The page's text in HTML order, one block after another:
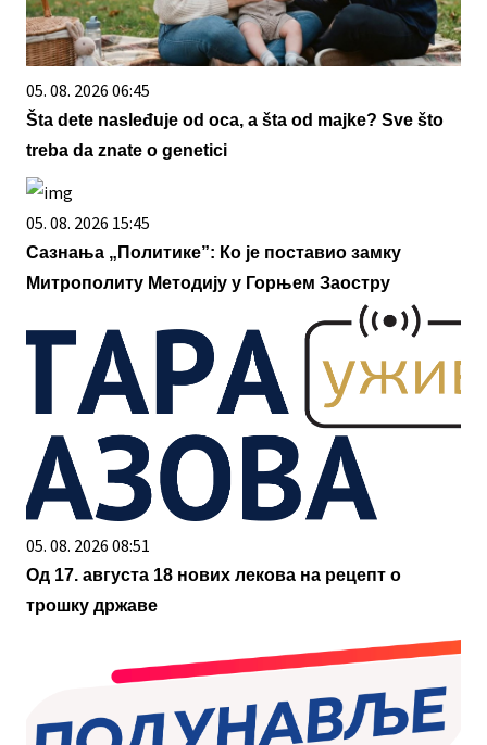
05. 08. 2026 06:45
Šta dete nasleđuje od oca, a šta od majke? Sve što
treba da znate o genetici
05. 08. 2026 15:45
Сазнања „Политике”: Ко је поставио замку
Митрополиту Методију у Горњем Заостру
05. 08. 2026 08:51
Од 17. августа 18 нових лекова на рецепт о
трошку државе